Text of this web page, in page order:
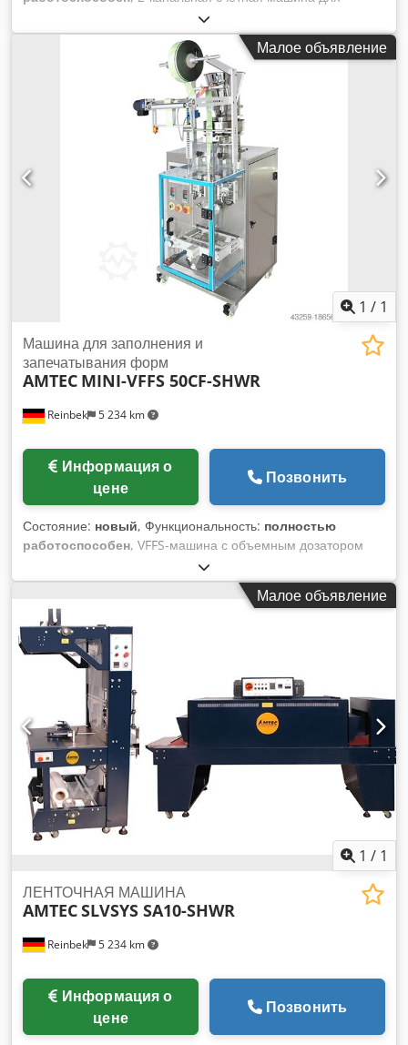
мелких деталей, таких как Lego. Dsdpfxov Hrlgo Aqwjkr
Подходит для подсчета кубиков Lego, строительных блоков,
еды, конфет и запасных частей к оборудованию. Макс.
скорость: 30 упаковок/мин (1-2 шт. в упаковке). Подходит
для деталей от 2,5 мм (ДxШxВ). Основные характеристики:
инфракрасный датчик подсчета, функция обнаружения
прозрачных материалов. Размеры: Д640xШ1120xВ1880 мм.
Малое объявление
1 / 1
Reinbek 5 234 km
Машина для заполнения и
запечатывания форм
AMTEC MINI-VFFS 50CF-SHWR
цене
Позвонить
Состояние: новый, Функциональность: полностью
работоспособен, VFFS-машина с объемным дозатором
для гранулята в пакеты с продольным швом. Управление
ПЛК, управление через сенсорный экран, пневматический
привод поперечной запайки. Технические данные: Размер
пакета: Д20-160 мм & Ш~22,5 мм; Djdpfx Aqjv Hnzqowjkr
Диапазон дозирования: 1-100 г; Макс. производительность
машины на холостом ходу: 50 циклов/мин; Подходящий тип
пленки: композитная, термосвариваемая; Питание: 220В,
50Гц; Потребление мощности: 2 кВт; Необходимое
давление воздуха: макс. 0,8 МПа; Потребление сжатого
воздуха: 2 м³/ч; Габариты: ~Д800xШ700xВ1800 мм; Вес:
~280 кг.
Малое объявление
1 / 1
Reinbek 5 234 km
ЛЕНТОЧНАЯ МАШИНА
AMTECSLVSYS SA10-SHWR
цене
Позвонить